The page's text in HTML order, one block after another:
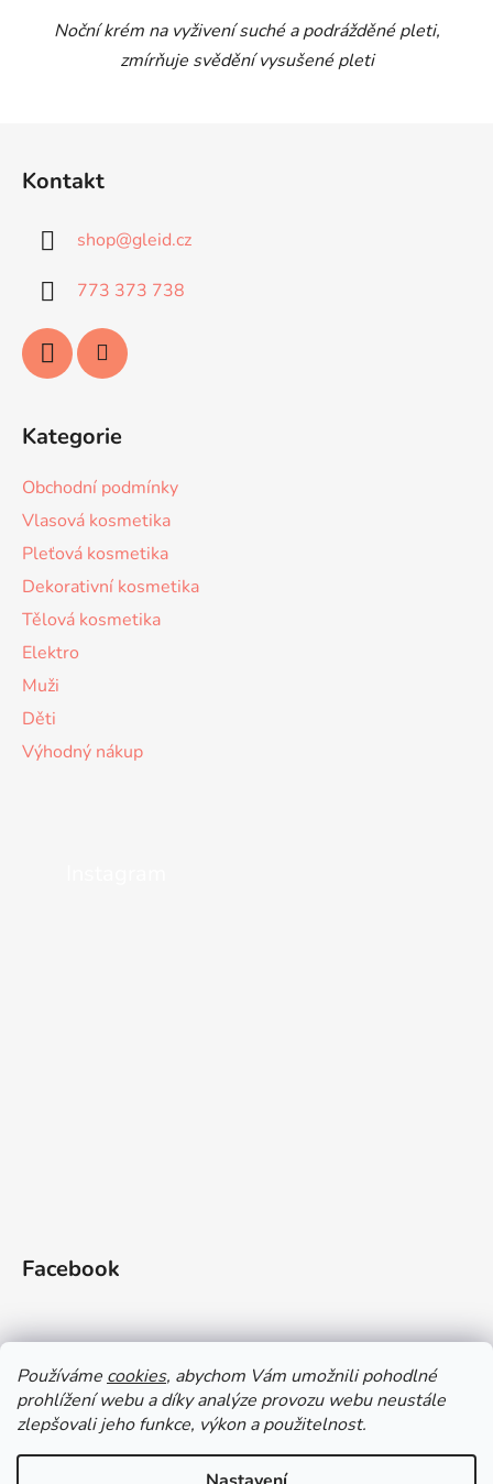
Používáme cookies, abychom Vám umožnili pohodlné
prohlížení webu a díky analýze provozu webu neustále
zlepšovali jeho funkce, výkon a použitelnost.
Noční krém na vyživení suché a podrážděné pleti,
zmírňuje svědění vysušené pleti
Kontakt
shop@gleid.cz
773 373 738
Kategorie
Obchodní podmínky
Vlasová kosmetika
Pleťová kosmetika
Dekorativní kosmetika
Tělová kosmetika
Elektro
Muži
Děti
Výhodný nákup
Facebook
Doprava a platba Vrácení zboží Obchodní podmínky
Zásady ochrany OÚ a GDPR Magazín Kontakty